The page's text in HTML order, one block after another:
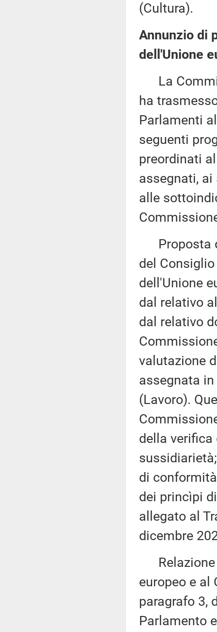
(Cultura).
Annunzio di
dell'Unione
La
ha
Parlamenti
seguenti
preordinati
assegnati,
alle
Proposta
del
dell'Unione
dal relativo
dal relativo
valutazione
assegnata
(Lavoro).
della
di
dei princìpi
allegato al
dicembre
Relazione
europeo e al
paragrafo 3,
Parlamento